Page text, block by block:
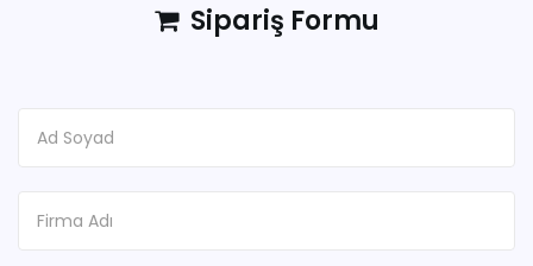
Sipariş Formu